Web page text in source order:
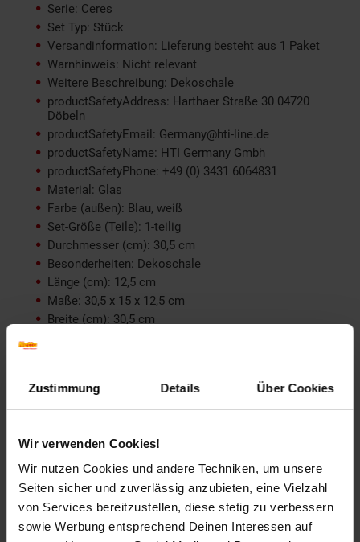
Zustimmung Details Über Cookies
Wir verwenden Cookies!
Wir nutzen Cookies und andere Techniken, um unsere
Seiten sicher und zuverlässig anzubieten, eine Vielzahl
von Services bereitzustellen, diese stetig zu verbessern
sowie Werbung entsprechend Deinen Interessen auf
Serie: Ceres
Set Typ: Stück
Versandinformation: Lieferung besteht aus 1 Paket
Warnhinweis: Nicht relevant
Weitere Beschreibung: Dekoschale
productSafetyAddress: Harthaer Straße 30 04720
Döbeln
productSafetyEmail: Germany@hti-line.de
productSafetyName: HTI Germany Gmbh
productSafetyPhone: +49 (0) 3431 6064831
Material: Glas
Farbe (außen): Blau, weiß
Set-Größe (Teile): 1-teilig
Durchmesser (cm): 30,5 cm
Besonderheiten: Dekoschale
Länge (cm): 12,5 cm
Maße: 30,5 x 15 x 12,5 cm
Breite (cm): 30,5 cm
Zielgruppe: Erwachsene
EAN: 4251312970147
Artikel gehört zur Kategorie:
Tischdeko